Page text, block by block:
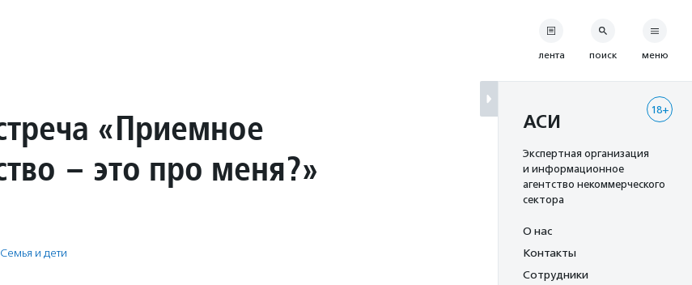
«Приемное
– это про меня?»
Семья и дети
лента поиск меню
18+
АСИ
Экспертная организация
и информационное
агентство некоммерческого
сектора
О нас
Контакты
Сотрудники